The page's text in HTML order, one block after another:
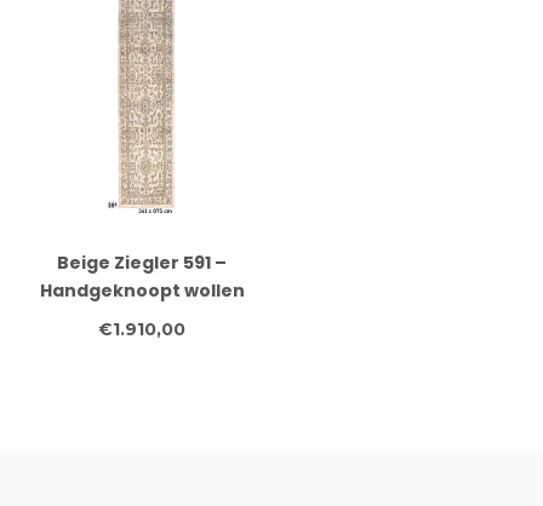
Beige Ziegler 591 –
Handgeknoopt wollen
loper 341 x 075 cm
€1.910,00